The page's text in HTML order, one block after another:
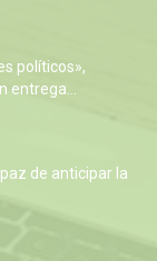
políticos»,
de anticipar la